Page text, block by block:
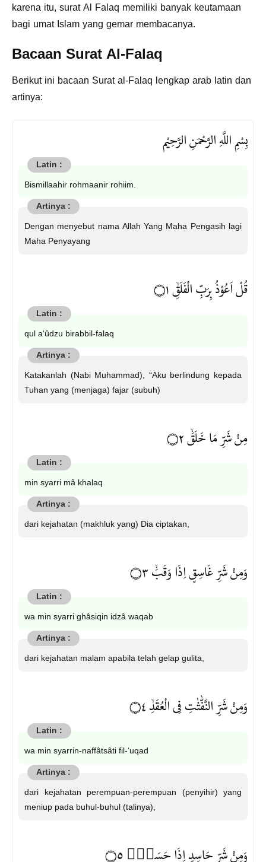
karena itu, surat Al Falaq memiliki banyak keutamaan
bagi umat Islam yang gemar membacanya.
Bacaan Surat Al-Falaq
Berikut ini bacaan Surat al-Falaq lengkap arab latin dan
artinya:
بِسْمِ اللَّهِ الرَّحْمَنِ الرَّحِيْم
Bismillaahir rohmaanir rohiim.
Dengan menyebut nama Allah Yang Maha Pengasih lagi
Maha Penyayang
قُلْ اَعُوْذُ بِرَبِّ الْفَلَقِۙ ۝١
qul a‘ûdzu birabbil-falaq
Katakanlah (Nabi Muhammad), “Aku berlindung kepada
Tuhan yang (menjaga) fajar (subuh)
مِنْ شَرِّ مَا خَلَقَۙ ۝٢
min syarri mâ khalaq
dari kejahatan (makhluk yang) Dia ciptakan,
وَمِنْ شَرِّ غَاسِقٍ اِذَا وَقَبَۙ ۝٣
wa min syarri ghâsiqin idzâ waqab
dari kejahatan malam apabila telah gelap gulita,
وَمِنْ شَرِّ النَّفّٰثٰتِ فِى الْعُقَدِۙ ۝٤
wa min syarrin-naffâtsâti fil-‘uqad
dari kejahatan perempuan-perempuan (penyihir) yang
meniup pada buhul-buhul (talinya),
وَمِنْ شَرِّ حَاسِدٍ اِذَا حَسَدَࣖ ۝٥